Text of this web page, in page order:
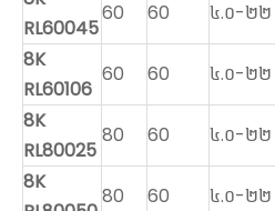
RL60045
60 60 ៤.០-២២
8K
RL60106
60 60 ៤.០-២២
8K
RL80025
80 60 ៤.០-២២
8K
80 60 ៤.០-២២